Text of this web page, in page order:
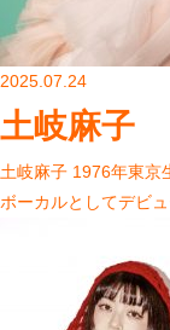
2025.07.24
土岐麻子
土岐麻子 1976年東京
ボーカルとしてデビュ